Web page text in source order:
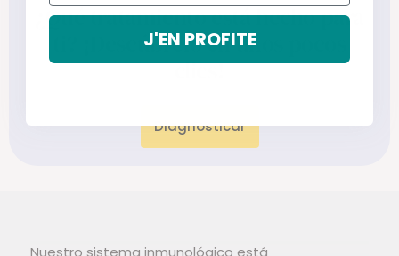
¿Qué tratamiento está hecho para
ti? ¡Descúbrelo en unos pocos
clics!
Diagnosticar
J'EN PROFITE